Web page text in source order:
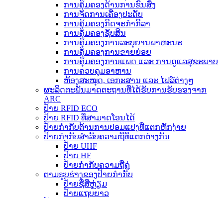
ການຄຸ້ມຄອງດ້ານການຂົນສົ່ງ
ການຈັດການເຄື່ອງປະດັບ
ການຄຸ້ມຄອງກິດຈະກໍາກິລາ
ການຄຸ້ມຄອງຊັບສິນ
ການຄຸ້ມຄອງການລະບຸຍານພາຫະນະ
ການຄຸ້ມຄອງການຂາຍຍ່ອຍ
ການຄຸ້ມຄອງການແພດ ແລະ ການດູແລສຸຂະພາບ
ການຄວບຄຸມອາຫານ
ຫ້ອງສະໝຸດ, ເອກະສານ ແລະ ໄຟລ໌ຕ່າງໆ
ຜະລິດຕະພັນມາດຕະຖານທີ່ໄດ້ຮັບການຮັບຮອງຈາກ
ARC
ປ້າຍ RFID ECO
ປ້າຍ RFID ທີ່ສາມາດໂອນໄດ້
ປ້າຍກຳກັບຕ້ານການປອມແປງທີ່ແຕກຫັກງ່າຍ
ປ້າຍກຳກັບສຳລັບຄວາມຖີ່ທີ່ແຕກຕ່າງກັນ
ປ້າຍ UHF
ປ້າຍ HF
ປ້າຍກຳກັບຄວາມຖີ່ຄູ່
ຕາມຮູບຮ່າງຂອງປ້າຍກຳກັບ
ປ້າຍຊື່ສີ່ຫຼ່ຽມ
ປ້າຍແຖບຍາວ